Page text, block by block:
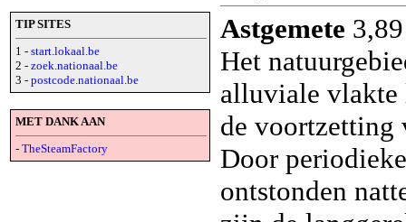
TIP SITES
1 - start.lokaal.be
2 - zoek.nationaal.be
3 - postcode.nationaal.be
MET DANK AAN
- TheSteamFactory
Astgemete
Het
alluviale vlakte
de voortzetting
Door
ontstonden